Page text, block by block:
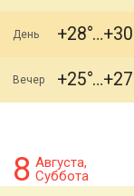
День +28 +30
Вечер +25 +27
8 Августа,
Суббота